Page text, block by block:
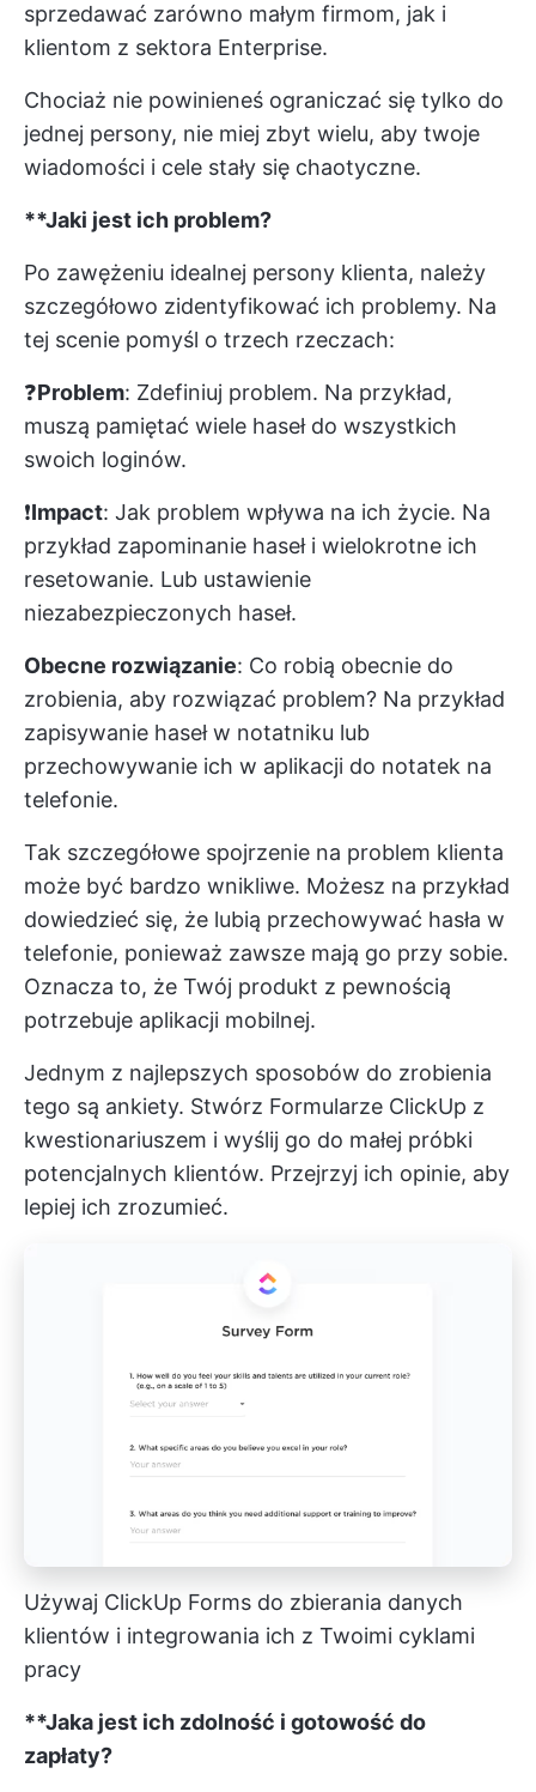
sprzedawać zarówno małym firmom, jak i
klientom z sektora Enterprise.
Chociaż nie powinieneś ograniczać się tylko do
jednej persony, nie miej zbyt wielu, aby twoje
wiadomości i cele stały się chaotyczne.
**Jaki jest ich problem?
Po zawężeniu idealnej persony klienta, należy
szczegółowo zidentyfikować ich problemy. Na
tej scenie pomyśl o trzech rzeczach:
❓Problem: Zdefiniuj problem. Na przykład,
muszą pamiętać wiele haseł do wszystkich
swoich loginów.
❗️Impact: Jak problem wpływa na ich życie. Na
przykład zapominanie haseł i wielokrotne ich
resetowanie. Lub ustawienie
niezabezpieczonych haseł.
Obecne rozwiązanie: Co robią obecnie do
zrobienia, aby rozwiązać problem? Na przykład
zapisywanie haseł w notatniku lub
przechowywanie ich w aplikacji do notatek na
telefonie.
Tak szczegółowe spojrzenie na problem klienta
może być bardzo wnikliwe. Możesz na przykład
dowiedzieć się, że lubią przechowywać hasła w
telefonie, ponieważ zawsze mają go przy sobie.
Oznacza to, że Twój produkt z pewnością
potrzebuje aplikacji mobilnej.
Jednym z najlepszych sposobów do zrobienia
tego są ankiety. Stwórz Formularze ClickUp z
kwestionariuszem i wyślij go do małej próbki
potencjalnych klientów. Przejrzyj ich opinie, aby
lepiej ich zrozumieć.
Używaj ClickUp Forms do zbierania danych
klientów i integrowania ich z Twoimi cyklami
pracy
**Jaka jest ich zdolność i gotowość do
zapłaty?